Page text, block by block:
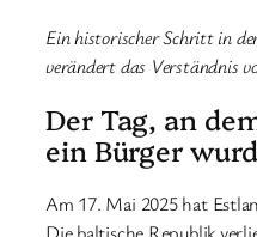
Ein historischer Schritt in
verändert das Verständnis
Der Tag, an
ein Bürger
Am 17. Mai 2025 hat